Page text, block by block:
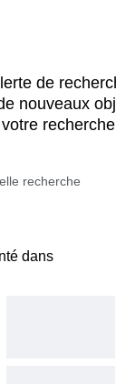
de
nouveaux
dans